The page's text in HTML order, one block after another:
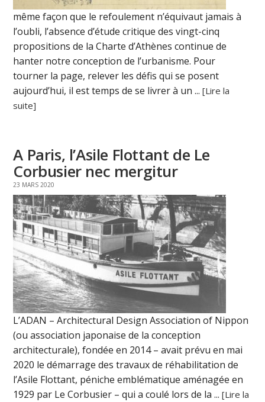
même façon que le refoulement n’équivaut jamais à
l’oubli, l’absence d’étude critique des vingt-cinq
propositions de la Charte d’Athènes continue de
hanter notre conception de l’urbanisme. Pour
tourner la page, relever les défis qui se posent
aujourd’hui, il est temps de se livrer à un ...[Lire la
suite]
A Paris, l’Asile Flottant de Le
Corbusier nec mergitur
23 MARS 2020
L’ADAN – Architectural Design Association of Nippon
(ou association japonaise de la conception
architecturale), fondée en 2014 – avait prévu en mai
2020 le démarrage des travaux de réhabilitation de
l’Asile Flottant, péniche emblématique aménagée en
1929 par Le Corbusier – qui a coulé lors de la ...[Lire la